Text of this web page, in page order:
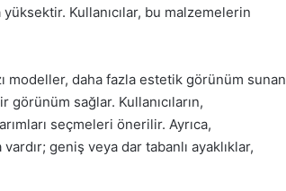
Kullanıcılar, bu malzemelerin
modeller, daha fazla estetik görünüm sunan
sağlar. Kullanıcıların,
seçmeleri önerilir. Ayrıca,
geniş veya dar tabanlı ayaklıklar,